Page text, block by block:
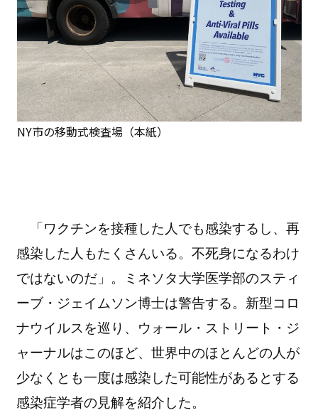
NY市の移動式検査場（本紙）
「ワクチンを接種した人でも感染するし、再
感染した人もたくさんいる。不死身になるわけ
ではないのだ」。ミネソタ大学医学部のスティ
ーブ・ジェイムソン博士は警告する。新型コロ
ナウイルスを巡り、ウォール・ストリート・ジ
ャーナルはこのほど、世界中のほとんどの人が
少なくとも一度は感染した可能性があるとする
感染症学者の見解を紹介した。